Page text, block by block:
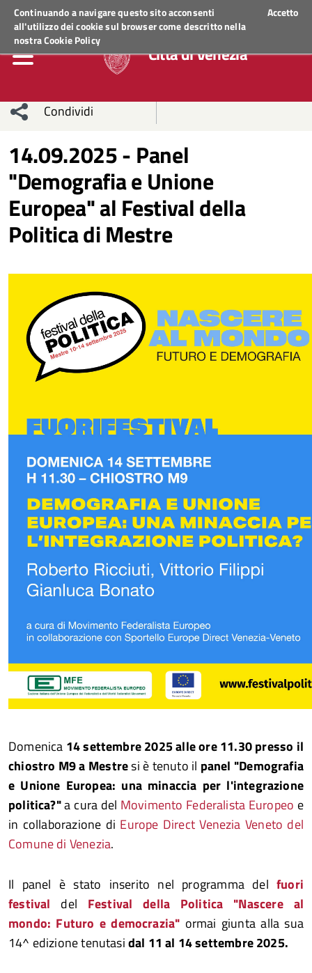
Continuando a navigare questo sito acconsenti
all'utilizzo dei cookie sul browser come descritto nella
nostraCookie Policy
Accetto
Regione Veneto ACCEDI AI SERVIZI
Città di Venezia
Condividi
sui social
network
Condividi
Condividi
su
Facebook
Condividi
su
Twitter
Condividi
su
Facebook
Condividi
su
Whatsapp
14.09.2025 - Panel
"Demografia e Unione
Europea" al Festival della
Politica di Mestre
Domenica 14 settembre 2025 alle ore 11.30 presso il
chiostro M9 a Mestresi è tenuto il panel "Demografia
e Unione Europea: una minaccia per l'integrazione
politica?"a cura del Movimento Federalista Europeo e
in collaborazione di Europe Direct Venezia Veneto del
Comune di Venezia.
Il panel è stato inserito nel programma del fuori
festival
del Festival della Politica "Nascere al
mondo: Futuro e democrazia" ormai giunta alla sua
14^ edizione tenutasidal 11 al 14 settembre 2025.